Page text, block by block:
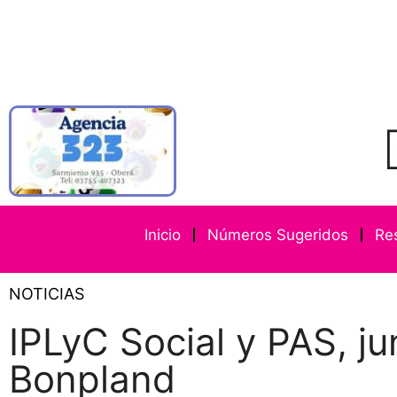
Inicio Números Sugeridos
NOTICIAS
IPLyC Social y PAS,
Bonpland